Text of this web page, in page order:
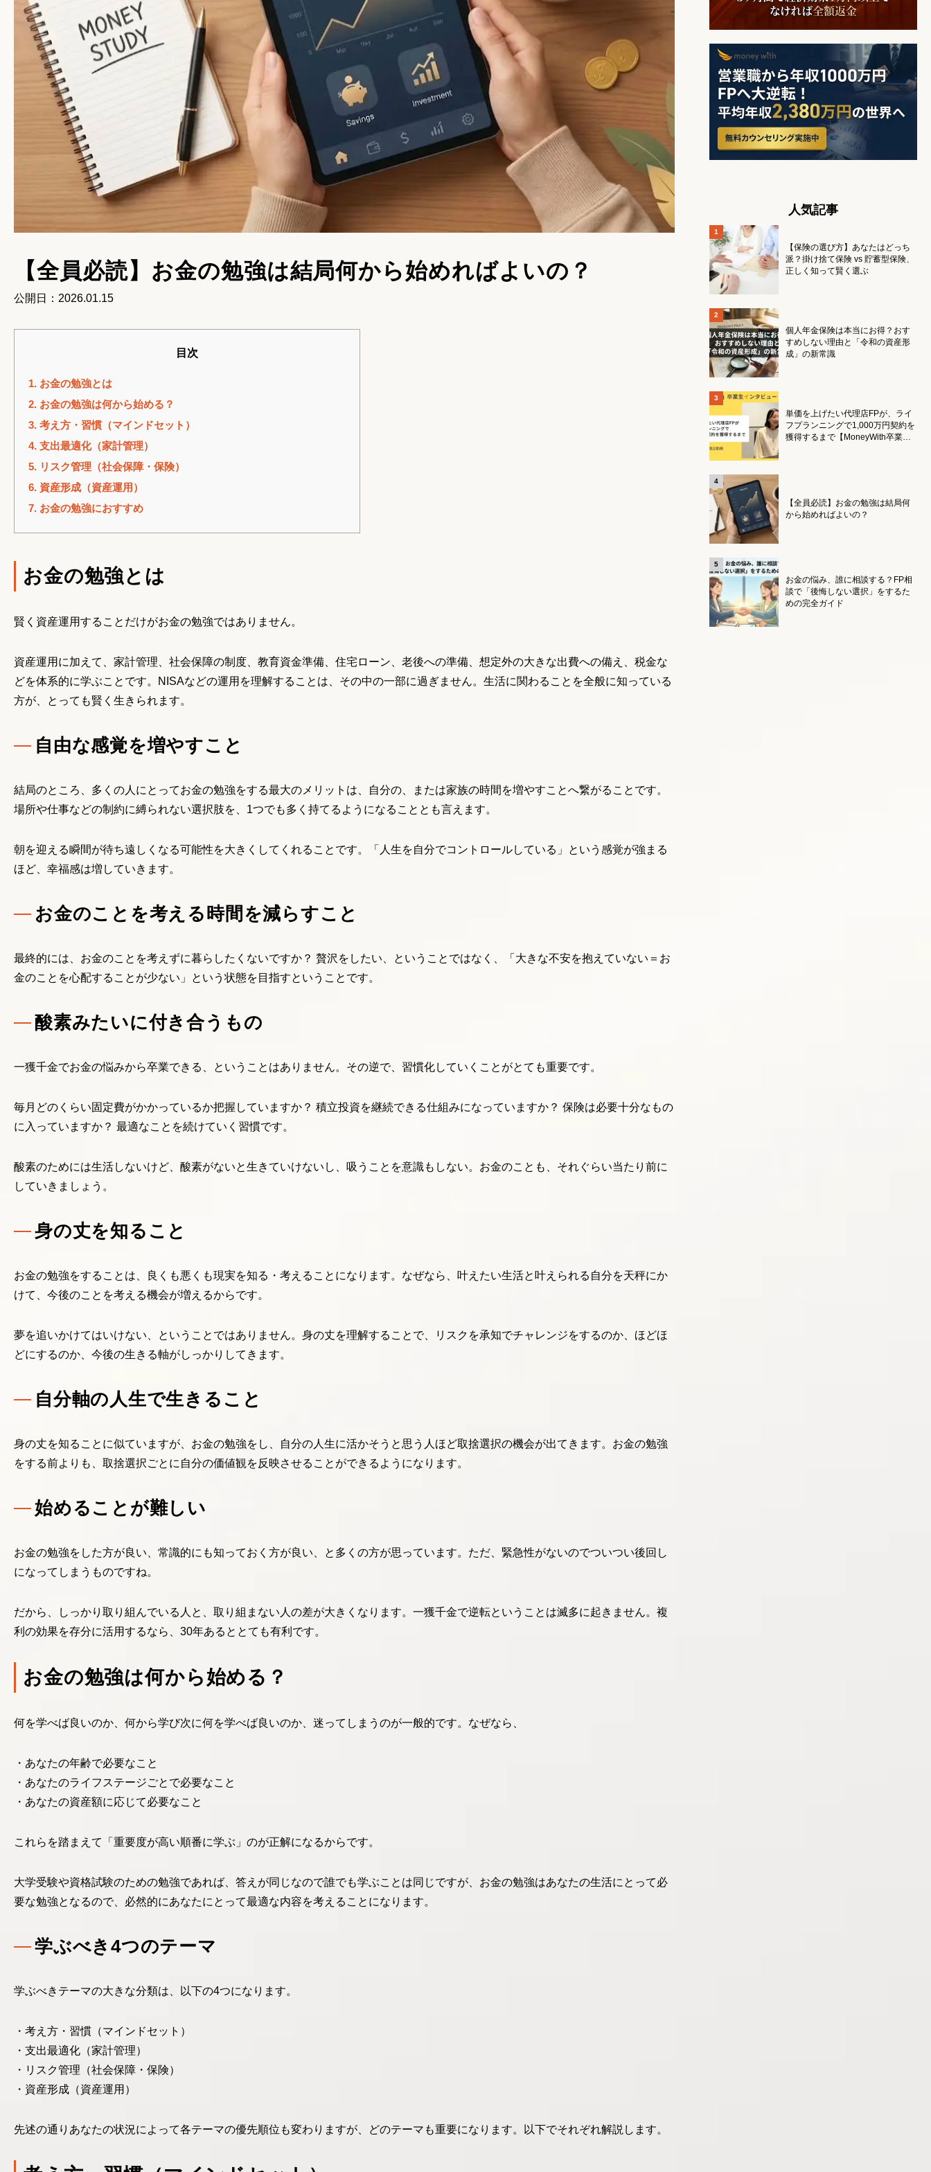
【全員必読】お金の勉強は結局何から始めればよいの？
公開日： 2026.01.15
目次
1. お金の勉強とは
2. お金の勉強は何から始める？
3. 考え方・習慣（マインドセット）
4. 支出最適化（家計管理）
5. リスク管理（社会保障・保険）
6. 資産形成（資産運用）
7. お金の勉強におすすめ
お金の勉強とは
賢く資産運用することだけがお金の勉強ではありません。
資産運用に加えて、家計管理、社会保障の制度、教育資金準備、住宅ローン、老後への準備、想定外の大きな出費への備え、税金な
どを体系的に学ぶことです。NISAなどの運用を理解することは、その中の一部に過ぎません。生活に関わることを全般に知っている
方が、とっても賢く生きられます。
自由な感覚を増やすこと
結局のところ、多くの人にとってお金の勉強をする最大のメリットは、自分の、または家族の時間を増やすことへ繋がることです。
場所や仕事などの制約に縛られない選択肢を、1つでも多く持てるようになることとも言えます。
朝を迎える瞬間が待ち遠しくなる可能性を大きくしてくれることです。「人生を自分でコントロールしている」という感覚が強まる
ほど、幸福感は増していきます。
お金のことを考える時間を減らすこと
最終的には、お金のことを考えずに暮らしたくないですか？ 贅沢をしたい、ということではなく、「大きな不安を抱えていない＝お
金のことを心配することが少ない」という状態を目指すということです。
酸素みたいに付き合うもの
一獲千金でお金の悩みから卒業できる、ということはありません。その逆で、習慣化していくことがとても重要です。
毎月どのくらい固定費がかかっているか把握していますか？ 積立投資を継続できる仕組みになっていますか？ 保険は必要十分なもの
に入っていますか？ 最適なことを続けていく習慣です。
酸素のためには生活しないけど、酸素がないと生きていけないし、吸うことを意識もしない。お金のことも、それぐらい当たり前に
していきましょう。
身の丈を知ること
お金の勉強をすることは、良くも悪くも現実を知る・考えることになります。なぜなら、叶えたい生活と叶えられる自分を天秤にか
けて、今後のことを考える機会が増えるからです。
夢を追いかけてはいけない、ということではありません。身の丈を理解することで、リスクを承知でチャレンジをするのか、ほどほ
どにするのか、今後の生きる軸がしっかりしてきます。
自分軸の人生で生きること
身の丈を知ることに似ていますが、お金の勉強をし、自分の人生に活かそうと思う人ほど取捨選択の機会が出てきます。お金の勉強
をする前よりも、取捨選択ごとに自分の価値観を反映させることができるようになります。
始めることが難しい
お金の勉強をした方が良い、常識的にも知っておく方が良い、と多くの方が思っています。ただ、緊急性がないのでついつい後回し
になってしまうものですね。
だから、しっかり取り組んでいる人と、取り組まない人の差が大きくなります。一獲千金で逆転ということは滅多に起きません。複
利の効果を存分に活用するなら、30年あるととても有利です。
お金の勉強は何から始める？
何を学べば良いのか、何から学び次に何を学べば良いのか、迷ってしまうのが一般的です。なぜなら、
あなたの年齢で必要なこと
あなたのライフステージごとで必要なこと
あなたの資産額に応じて必要なこと
これらを踏まえて「重要度が高い順番に学ぶ」のが正解になるからです。
大学受験や資格試験のための勉強であれば、答えが同じなので誰でも学ぶことは同じですが、お金の勉強はあなたの生活にとって必
要な勉強となるので、必然的にあなたにとって最適な内容を考えることになります。
学ぶべき4つのテーマ
学ぶべきテーマの大きな分類は、以下の4つになります。
考え方・習慣（マインドセット）
支出最適化（家計管理）
リスク管理（社会保障・保険）
資産形成（資産運用）
先述の通りあなたの状況によって各テーマの優先順位も変わりますが、どのテーマも重要になります。以下でそれぞれ解説します。
人気記事
【保険の選び方】あなたはどっち
派？掛け捨て保険 vs 貯蓄型保険、
正しく知って賢く選ぶ
個人年金保険は本当にお得？おす
すめしない理由と「令和の資産形
成」の新常識
単価を上げたい代理店FPが、ライ
フプランニングで1,000万円契約を
獲得するまで【MoneyWith卒業生
【全員必読】お金の勉強は結局何
から始めればよいの？
お金の悩み、誰に相談する？FP相
談で「後悔しない選択」をするた
めの完全ガイド